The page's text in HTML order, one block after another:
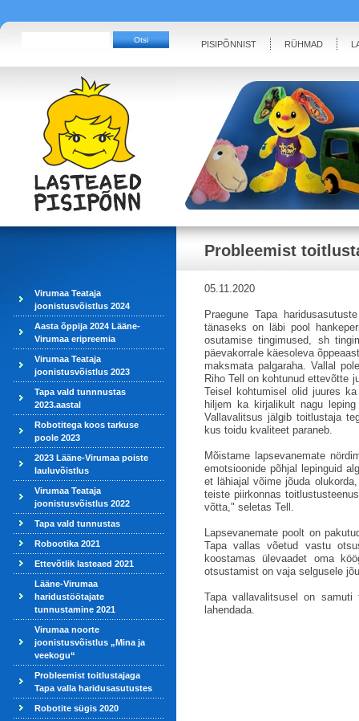
PISIPÕNNIST RÜHMAD
Virumaa Teataja
joonistusvõistlus 2024
Aasta õppija 2024 Lääne-
Virumaa eripreemia
Virumaa Teataja
joonistusvõistlus 2023
Tapa vald tunnnustas
2023.aastal
Robotitega koos tarkuse
poole 2023
2023 Lääne-Virumaa poiste
lauluvõistlus
Virumaa Teataja
joonistusvõistlus 2022
Tapa vald tunnustas
Robootika 2021
Ettevõtlik lasteaed 2021
Lääne-Virumaa
haridustöötajate
tunnustamine 2021
Virumaa noorte
joonistusvõistlus „Mina ja
veekogu“
Probleemist toitlustajaga
Tapa valla haridusasutustes
Robotite sügis 2020
Probleemist
05.11.2020
Praegune Tapa
tänaseks on läbi pool
osutamise tingimused, sh
päevakorrale käesoleva
maksmata palgaraha. Vallal
Riho Tell on kohtunud ettevõtte
Teisel kohtumisel olid juures
hiljem ka kirjalikult nagu
Vallavalitsus jälgib toitlustaja
kus toidu kvaliteet paraneb.
Mõistame lapsevanemate
emotsioonide põhjal lepinguid
et lähiajal võime jõuda
teiste piirkonnas
võtta," seletas Tell.
Lapsevanemate poolt on
Tapa vallas võetud vastu
koostamas ülevaadet oma
otsustamist on vaja selgusele
Tapa vallavalitsusel on
lahendada.